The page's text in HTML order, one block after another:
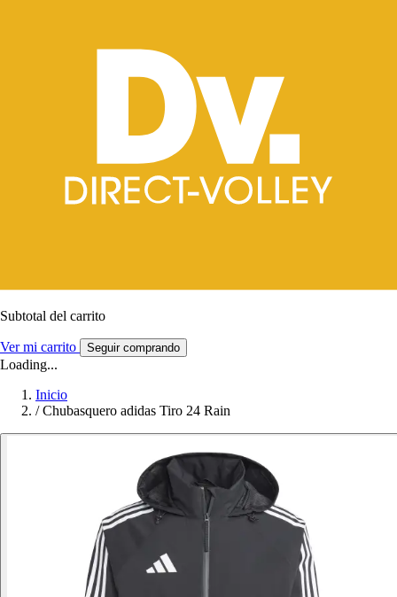
Subtotal del carrito
Ver mi carrito Seguir comprando
Loading...
Inicio
/ Chubasquero adidas Tiro 24 Rain